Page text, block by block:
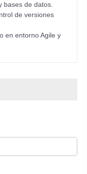
bases de datos.
de versiones
en entorno Agile y